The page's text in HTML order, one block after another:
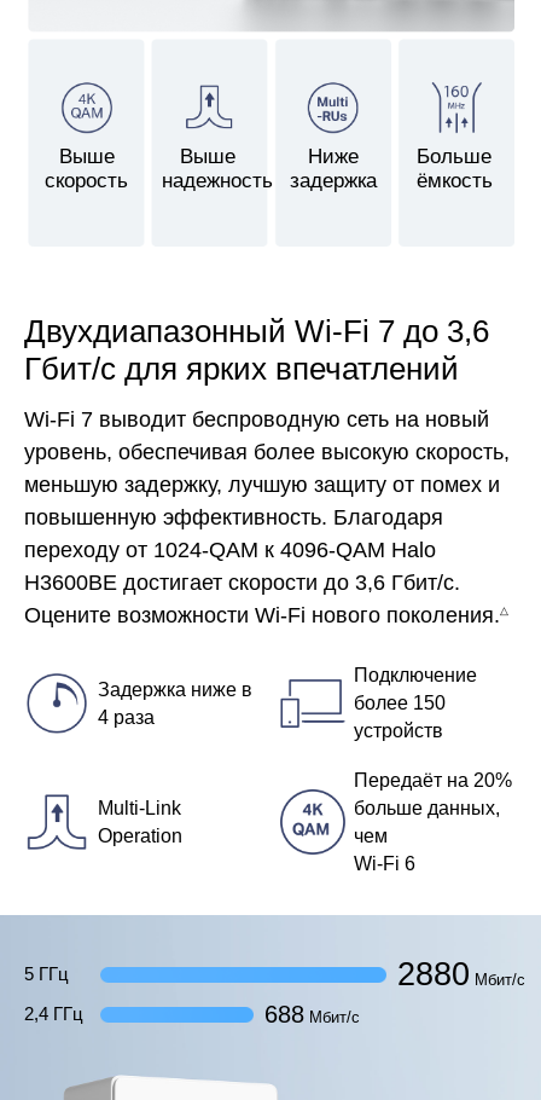
Выше
скорость
Выше
надежность
Ниже
задержка
Больше
ёмкость
Двухдиапазонный Wi-Fi 7 до 3,6
Гбит/с для ярких впечатлений
Wi-Fi 7 выводит беспроводную сеть на новый
уровень, обеспечивая более высокую скорость,
меньшую задержку, лучшую защиту от помех и
повышенную эффективность. Благодаря
переходу от 1024-QAM к 4096-QAM Halo
H3600BE достигает скорости до 3,6 Гбит/с.
Оцените возможности Wi-Fi нового поколения. △
Задержка ниже в
4 раза
Подключение
более 150
устройств
Multi-Link
Operation
Передаёт на 20%
больше данных,
чем
Wi-Fi 6
5 ГГц 2880 Мбит/с
2,4 ГГц 688Мбит/с